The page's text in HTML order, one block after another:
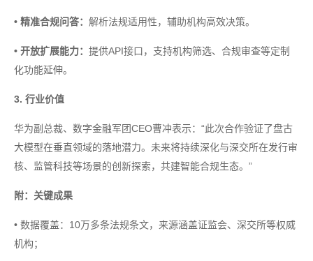
• 精准合规问答： 解析法规适用性，辅助机构高效决策。
• 开放扩展能力： 提供API接口，支持机构筛选、合规审查等定制
化功能延伸。
3. 行业价值
华为副总裁、数字金融军团CEO曹冲表示：“此次合作验证了盘古
大模型在垂直领域的落地潜力。未来将持续深化与深交所在发行审
核、监管科技等场景的创新探索，共建智能合规生态。”
附：关键成果
• 数据覆盖：10万多条法规条文，来源涵盖证监会、深交所等权威
机构；